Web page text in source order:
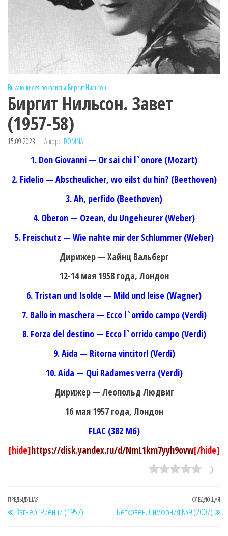
Выдающиеся вокалисты Биргит Нильсон
Биргит Нильсон. Завет
(1957-58)
15.09.2023 Автор: DOMNA
1. Don Giovanni — Or sai chi l`onore (Mozart)
2. Fidelio — Abscheulicher, wo eilst du hin? (Beethoven)
3. Ah, perfido (Beethoven)
4. Oberon — Ozean, du Ungeheurer (Weber)
5. Freischutz — Wie nahte mir der Schlummer (Weber)
Дирижер — Хайнц Вальберг
12-14 мая 1958 года, Лондон
6. Tristan und Isolde — Mild und leise (Wagner)
7. Ballo in maschera — Ecco l`orrido campo (Verdi)
8. Forza del destino — Ecco l`orrido campo (Verdi)
9. Aida — Ritorna vincitor! (Verdi)
10. Aida — Qui Radames verra (Verdi)
Дирижер — Леопольд Людвиг
16 мая 1957 года, Лондон
FLAC (382 Мб)
[hide]https://disk.yandex.ru/d/NmL1km7yyh9ovw[/hide]
0
Навигация
по
Предыдущая
запись
ПРЕДЫДУЩАЯ
Вагнер. Риенци (1957)
СЛЕДУЮЩАЯ
Бетховен. Симфония №9 (2007)